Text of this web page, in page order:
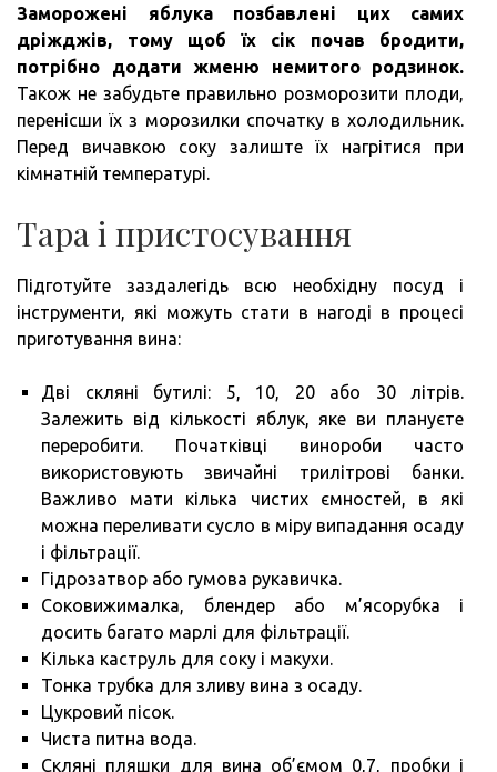
Заморожені яблука позбавлені цих самих
дріжджів, тому щоб їх сік почав бродити,
потрібно додати жменю немитого родзинок.
Також не забудьте правильно розморозити плоди,
перенісши їх з морозилки спочатку в холодильник.
Перед вичавкою соку залиште їх нагрітися при
кімнатній температурі.
Тара і пристосування
Підготуйте заздалегідь всю необхідну посуд і
інструменти, які можуть стати в нагоді в процесі
приготування вина:
Дві скляні бутилі: 5, 10, 20 або 30 літрів.
Залежить від кількості яблук, яке ви плануєте
переробити. Початківці винороби часто
використовують звичайні трилітрові банки.
Важливо мати кілька чистих ємностей, в які
можна переливати сусло в міру випадання осаду
і фільтрації.
Гідрозатвор або гумова рукавичка.
Соковижималка, блендер або м’ясорубка і
досить багато марлі для фільтрації.
Кілька каструль для соку і макухи.
Тонка трубка для зливу вина з осаду.
Цукровий пісок.
Чиста питна вода.
Скляні пляшки для вина об’ємом 0,7, пробки і